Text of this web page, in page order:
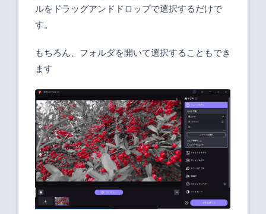
ルをドラッグアンドドロップで選択するだけで
す。
もちろん、フォルダを開いて選択することもでき
ます